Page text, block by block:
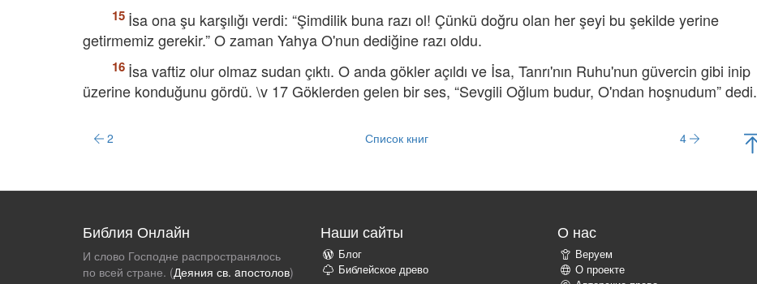
İsa ona şu karşılığı verdi: “Şimdilik buna razı ol! Çünkü doğru olan her şeyi bu şekilde yerine
getirmemiz gerekir.” O zaman Yahya O'nun dediğine razı oldu.
İsa vaftiz olur olmaz sudan çıktı. O anda gökler açıldı ve İsa, Tanrı'nın Ruhu'nun güvercin gibi inip
üzerine konduğunu gördü. \v 17 Göklerden gelen bir ses, “Sevgili Oğlum budur, O'ndan hoşnudum” dedi.
2 Список книг 4
Библия Онлайн
И слово Господне распространялось
по всей стране. (Деяния св. aпостолов)
Наши сайты
Блог
Библейское древо
О нас
Веруем
О проекте